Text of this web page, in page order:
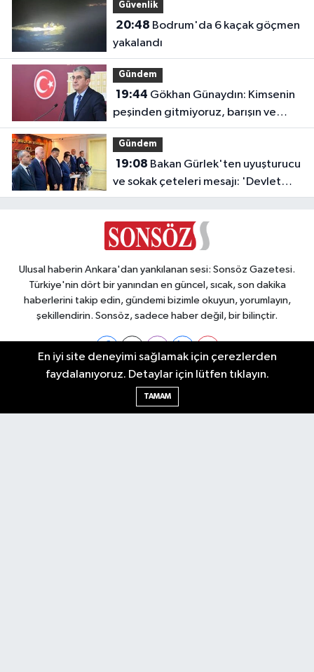
Güvenlik
20:48
yakalandı
Gündem
19:44
peşinden gitmiyoruz, barışın ve
demokrasinin peşindeyiz
Gündem
19:08
ve sokak çeteleri mesajı: 'Devlet
buradadır'
Ulusal haberin Ankara'dan yankılanan sesi: Sonsöz Gazetesi.
Türkiye'nin dört bir yanından en güncel, sıcak, son dakika
haberlerini takip edin, gündemi bizimle okuyun, yorumlayın,
şekillendirin. Sonsöz, sadece haber değil, bir bilinçtir.
Ankara Nöbetçi Eczaneler
En iyi site deneyimi sağlamak için çerezlerden
faydalanıyoruz. Detaylar için lütfen tıklayın.
TAMAM